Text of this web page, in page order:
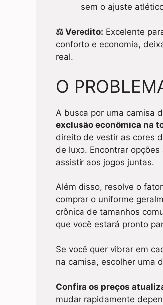
sem o ajuste
⚖️ Veredito: Excelente
conforto e economia,
real.
O
A busca por uma camisa
exclusão econômica na
direito de vestir as cores
de luxo. Encontrar
assistir aos jogos juntas.
Além disso, resolve o fator
comprar o uniforme
crônica de tamanhos
que você estará pronto
Se você quer vibrar em
na camisa, escolher uma
Confira os preços
mudar rapidamente